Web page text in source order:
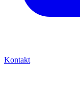
Kontakt